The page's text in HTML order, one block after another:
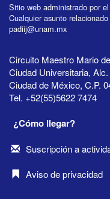
Sitio web administrado por
Cualquier asunto
padiij@unam.mx
Circuito Maestro Mario
Ciudad Universitaria,
Ciudad de México, C.P.
Tel. +52(55)5622 7474
¿Cómo llegar?
Suscripción a
Aviso de privacidad